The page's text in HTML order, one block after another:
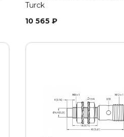
Turck
10 565 ₽